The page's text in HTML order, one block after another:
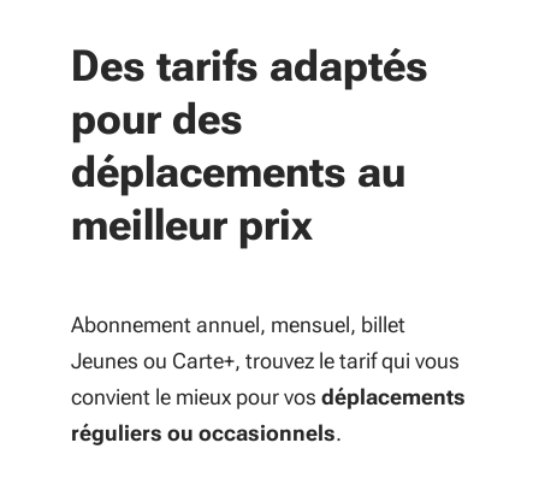
Des tarifs adaptés
pour des
déplacements au
meilleur prix
Abonnement annuel, mensuel, billet
Jeunes ou Carte+, trouvez le tarif qui vous
convient le mieux pour vos déplacements
réguliers ou occasionnels.